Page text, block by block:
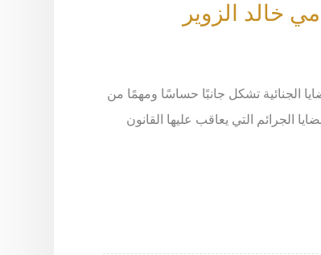
خالد الزوير
- طلب استشارة يرجى الاتصال على 66633299 - القضايا الجنائية تشكل جانبًا حساسًا ومهمًا من
الجرائم التي يعاقب عليها القانون